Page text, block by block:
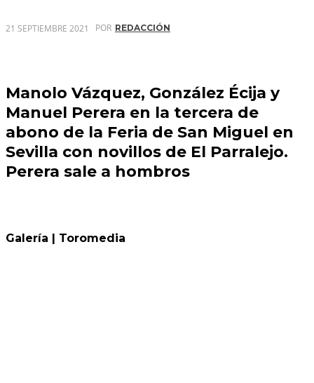
21 SEPTIEMBRE 2021 POR REDACCIÓN
Manolo Vázquez, González Écija y
Manuel Perera en la tercera de
abono de la Feria de San Miguel en
Sevilla con novillos de El Parralejo.
Perera sale a hombros
Galería | Toromedia